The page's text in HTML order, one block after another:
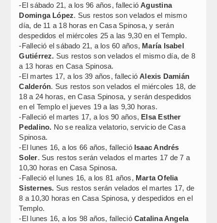
-El sábado 21, a los 96 años, fallecióAgustina
Dominga López. Sus restos son velados el mismo
día, de 11 a 18 horas en Casa Spinosa, y serán
despedidos el miércoles 25 a las 9,30 en el Templo.
-Falleció el sábado 21, a los 60 años, María Isabel
Gutiérrez. Sus restos son velados el mismo día, de 8
a 13 horas en Casa Spinosa.
-El martes 17, a los 39 años, fallecióAlexis Damián
Calderón. Sus restos son velados el miércoles 18, de
18 a 24 horas, en Casa Spinosa, y serán despedidos
en el Templo el jueves 19 a las 9,30 horas.
-Falleció el martes 17, a los 90 años, Elsa Esther
Pedalino. No se realiza velatorio, servicio de Casa
Spinosa.
-El lunes 16, a los 66 años, falleció Isaac Andrés
Soler. Sus restos serán velados el martes 17 de 7 a
10,30 horas en Casa Spinosa.
-Falleció el lunes 16, a los 81 años, Marta Ofelia
Sisternes. Sus restos serán velados el martes 17, de
8 a 10,30 horas en Casa Spinosa, y despedidos en el
Templo.
-El lunes 16, a los 98 años, falleció Catalina Angela